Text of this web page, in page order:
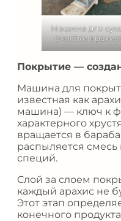
Машина для
очистки
Покрытие —
Машина для
известная как
машина) — ключ к
характерного
вращается в
распыляется смесь
специй.
Слой за слоем
каждый арахис не
Этот этап
конечного